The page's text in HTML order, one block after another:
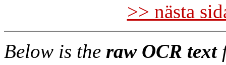
>> nästa
Below is the raw OCR text